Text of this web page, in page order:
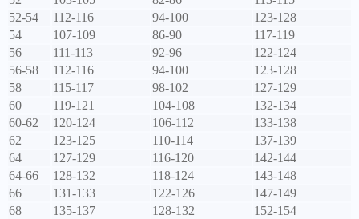
52-54
112-116 94-100
123-128
54
107-109 86-90
117-119
56
111-113 92-96
122-124
56-58
112-116 94-100
123-128
58
115-117 98-102
127-129
60
119-121 104-108
132-134
60-62
120-124 106-112
133-138
62
123-125 110-114
137-139
64
127-129 116-120
142-144
64-66
128-132 118-124
143-148
66
131-133 122-126
147-149
68
135-137 128-132
152-154